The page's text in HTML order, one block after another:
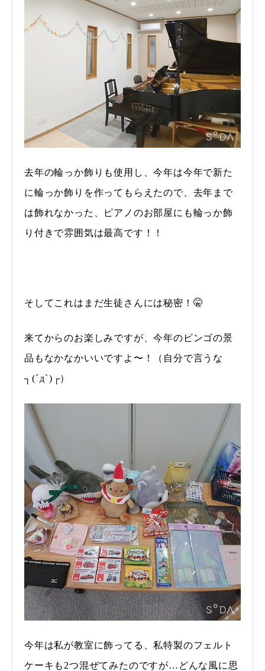
去年の輪っか飾りも使用し、今年は今年で新た
に輪っか飾りを作ってもらえたので、去年まで
は飾れなかった、ピアノのお部屋にも輪っか飾
り付きで雰囲気は最高です！！
そしてこれはまだ生徒さんには秘密！🤫
来てからのお楽しみですが、今年のビンゴの景
品もなかなかいいですよ〜！（自分で言うな
┐⁠(⁠´⁠д⁠`⁠)⁠┌）
今年は私が教室に飾ってる、私特製のフェルト
ケーキも2つ混ぜてみたのですが…どんな風に思